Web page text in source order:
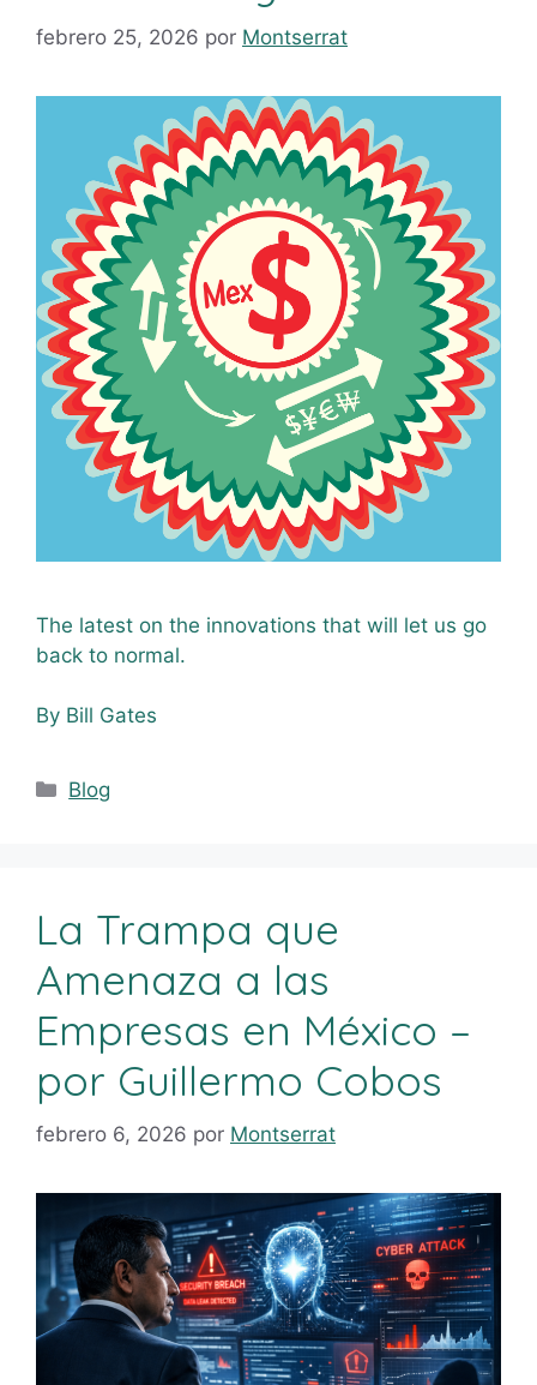
febrero 25, 2026 por Montserrat
The latest on the innovations that will let us go
back to normal.
By Bill Gates
Blog
La Trampa que
Amenaza a las
Empresas en México –
por Guillermo Cobos
febrero 6, 2026 por Montserrat